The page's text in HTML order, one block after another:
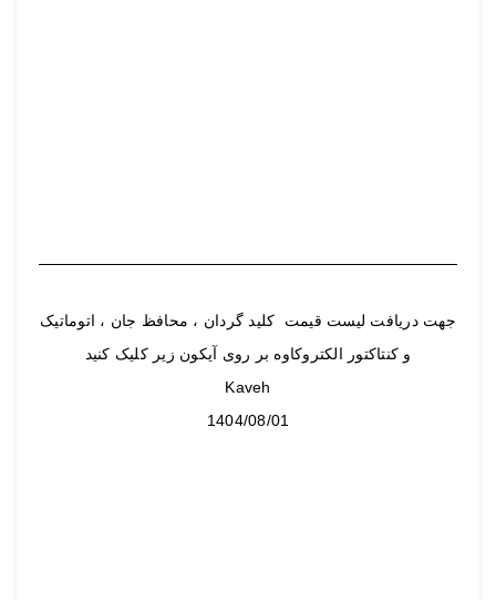
جهت دریافت لیست قیمت کلید گردان ، محافظ جان ، اتوماتیک
و کنتاکتور الکتروکاوه بر روی آیکون زیر کلیک کنید
Kaveh
1404/08/01